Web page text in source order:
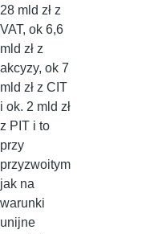
28 mld zł z
VAT, ok 6,6
mld zł z
akcyzy, ok 7
mld zł z CIT
i ok. 2 mld zł
z PIT i to
przy
przyzwoitym
jak na
warunki
unijne